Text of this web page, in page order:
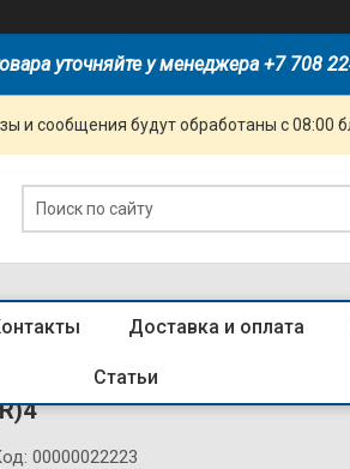
уточняйте у менеджера +7 708
и сообщения будут обработаны с 08:00
Доставка и оплата
Статьи
272941 Авт. выкл. NM8N-
00000022223